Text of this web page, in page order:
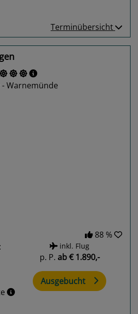
Terminübersicht
Warnemünde
88 %
inkl. Flug
p. P. ab€ 1.890,-
Ausgebucht